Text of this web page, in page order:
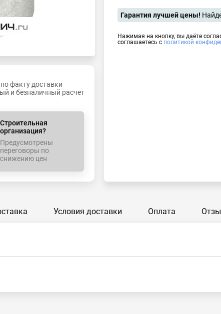
факту доставки
и безналичный расчет
Строительная
организация?
Предусмотрены
переговоры по
снижению цен
Гарантия лучшей цены!
Нажимая на кнопку, вы даёте
соглашаетесь с политикой
Условия доставки Оплата